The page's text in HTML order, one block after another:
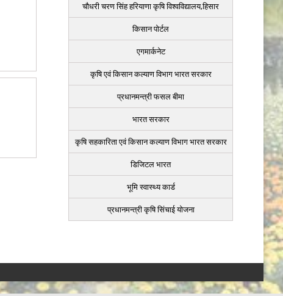
चौधरी चरण सिंह हरियाणा कृषि विश्वविद्यालय,हिसार
किसान पोर्टल
एगमार्कनेट
कृषि एवं किसान कल्याण विभाग भारत सरकार
प्रधानमन्त्री फसल बीमा
भारत सरकार
कृषि सहकारिता एवं किसान कल्याण विभाग भारत सरकार
डिजिटल भारत
भूमि स्वास्थ्य कार्ड
प्रधानमन्त्री कृषि सिंचाई योजना